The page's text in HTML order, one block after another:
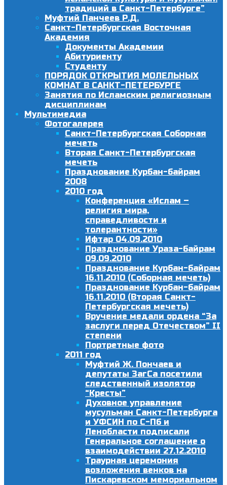
традиций в Санкт-Петербурге”
Муфтий Панчеев Р.Д.
Санкт-Петербургская Восточная
Академия
Документы Академии
Абитуриенту
Студенту
ПОРЯДОК ОТКРЫТИЯ МОЛЕЛЬНЫХ
КОМНАТ В САНКТ-ПЕТЕРБУРГЕ
Занятия по Исламским религиозным
дисциплинам
Мультимедиа
Фотогалерея
Санкт-Петербургская Соборная
мечеть
Вторая Санкт-Петербургская
мечеть
Празднование Курбан-байрам
2008
2010 год
Конференция «Ислам –
религия мира,
справедливости и
толерантности»
Ифтар 04.09.2010
Празднование Ураза-байрам
09.09.2010
Празднование Курбан-байрам
16.11.2010 (Соборная мечеть)
Празднование Курбан-байрам
16.11.2010 (Вторая Санкт-
Петербургская мечеть)
Вручение медали ордена “За
заслуги перед Отечеством” II
степени
Портретные фото
2011 год
Муфтий Ж. Пончаев и
депутаты ЗагСа посетили
следственный изолятор
“Кресты”
Духовное управление
мусульман Санкт-Петербурга
и УФСИН по С-Пб и
Ленобласти подписали
Генеральное соглашение о
взаимодействии 27.12.2010
Траурная церемония
возложения венков на
Пискаревском мемориальном